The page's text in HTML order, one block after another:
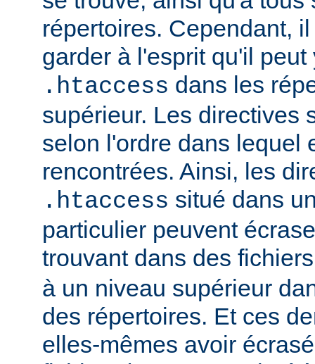
répertoires. Cependant,
garder à l'esprit qu'il
.htaccess dans les
supérieur. Les directives
selon l'ordre dans lequel
rencontrées. Ainsi, les
.htaccess situé dans
particulier peuvent
trouvant dans des
à un niveau supérieur
des répertoires. Et ces
elles-mêmes avoir